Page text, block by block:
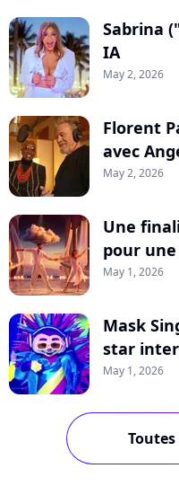
Sabrina
IA
May 2, 2026
Florent
avec
May 2, 2026
Une
pour
May 1, 2026
Mask
star
May 1, 2026